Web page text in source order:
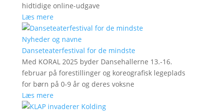
hidtidige online-udgave
Læs mere
Nyheder og navne
Danseteaterfestival for de mindste
Med KORAL 2025 byder Dansehallerne 13.-16.
februar på forestillinger og koreografisk legeplads
for børn på 0-9 år og deres voksne
Læs mere